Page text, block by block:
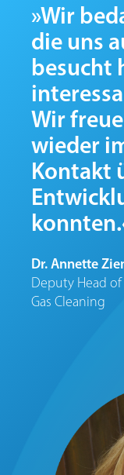
»Wir
die uns
besucht
Wir
wieder
Kontakt
Dr. Annette
Deputy Head of
Gas Cleaning